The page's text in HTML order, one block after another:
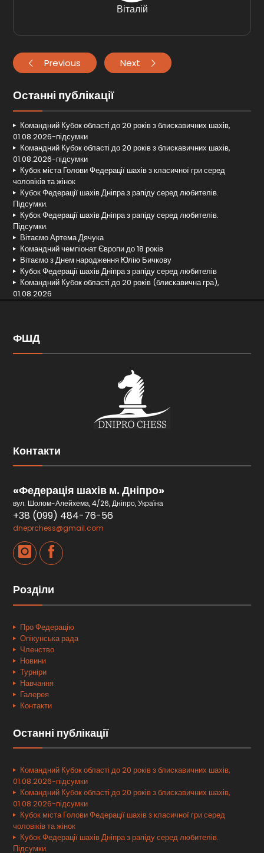
Віталій
Previous Next
Останні публікації
Командний Кубок області до 20 років з блискавичних шахів,
01.08.2026-підсумки
Командний Кубок області до 20 років з блискавичних шахів,
01.08.2026-підсумки
Кубок міста Голови Федерації шахів з класичної гри серед
чоловіків та жінок
Кубок Федерації шахів Дніпра з рапіду серед любителів.
Підсумки.
Кубок Федерації шахів Дніпра з рапіду серед любителів.
Підсумки.
Вітаємо Артема Дячука
Командний чемпіонат Європи до 18 років
Вітаємо з Днем народження Юлію Бичкову
Кубок Федерації шахів Дніпра з рапіду серед любителів
Командний Кубок області до 20 років (блискавична гра),
01.08.2026
ФШД
Контакти
«Федерація шахів м. Дніпро»
вул. Шолом-Алейхема, 4/26, Дніпро, Україна
+38 (099) 484-76-56
dneprchess@gmail.com
Розділи
Про Федерацію
Опікунська рада
Членство
Новини
Турніри
Навчання
Галерея
Контакти
Останні публікації
Командний Кубок області до 20 років з блискавичних шахів,
01.08.2026-підсумки
Командний Кубок області до 20 років з блискавичних шахів,
01.08.2026-підсумки
Кубок міста Голови Федерації шахів з класичної гри серед
чоловіків та жінок
Кубок Федерації шахів Дніпра з рапіду серед любителів.
Підсумки.